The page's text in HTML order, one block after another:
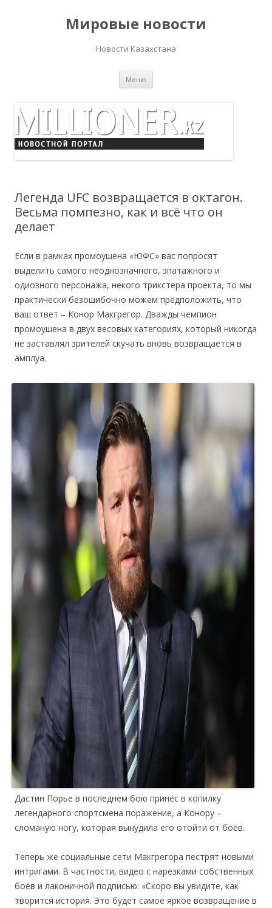
Мировые новости
Новости Казахстана
Меню
Легенда UFC возвращается в октагон.
Весьма помпезно, как и всё что он
делает
Если в рамках промоушена «ЮФС» вас попросят
выделить самого неоднозначного, эпатажного и
одиозного персонажа, некого трикстера проекта, то мы
практически безошибочно можем предположить, что
ваш ответ – Конор Макгрегор. Дважды чемпион
промоушена в двух весовых категориях, который никогда
не заставлял зрителей скучать вновь возвращается в
амплуа.
Дастин Порье в последнем бою принёс в копилку
легендарного спортсмена поражение, а Конору –
сломаную ногу, которая вынудила его отойти от боёв.
Теперь же социальные сети Макгрегора пестрят новыми
интригами. В частности, видео с нарезками собственных
боёв и лаконичной подписью: «Скоро вы увидите, как
творится история. Это будет самое яркое возвращение в